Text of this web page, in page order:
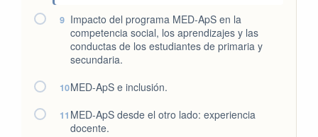
9 Impacto del programa MED-ApS en la
competencia social, los aprendizajes y las
conductas de los estudiantes de primaria y
secundaria.
10MED-ApS e inclusión.
11 MED-ApS desde el otro lado: experiencia
docente.